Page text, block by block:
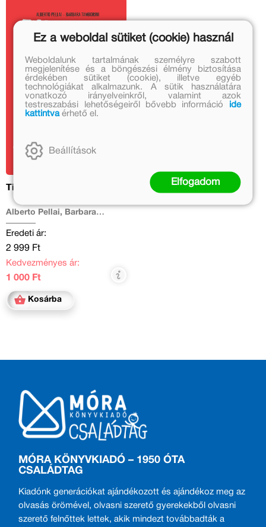
Tini cunami
Alberto Pellai, Barbara
Eredeti ár:
2 999 Ft
Kedvezményes ár:
1 000 Ft
Kosárba
MÓRA KÖNYVKIADÓ – 1950 ÓTA
CSALÁDTAG
Kiadónk generációkat ajándékozott és ajándékoz meg az
olvasás örömével, olvasni szerető gyerekekből olvasni
szerető felnőttek lettek, akik mindezt továbbadták a
Ez a weboldal sütiket (cookie) használ
Weboldalunk tartalmának személyre szabott
megjelenítése és a böngészési élmény biztosítása
érdekében sütiket (cookie), illetve egyéb
technológiákat alkalmazunk. A sütik használatára
vonatkozó irányelveinkről, valamint azok
testreszabási lehetőségeiről bővebb információ
ide
kattintvaérhető el.
Beállítások
Elfogadom